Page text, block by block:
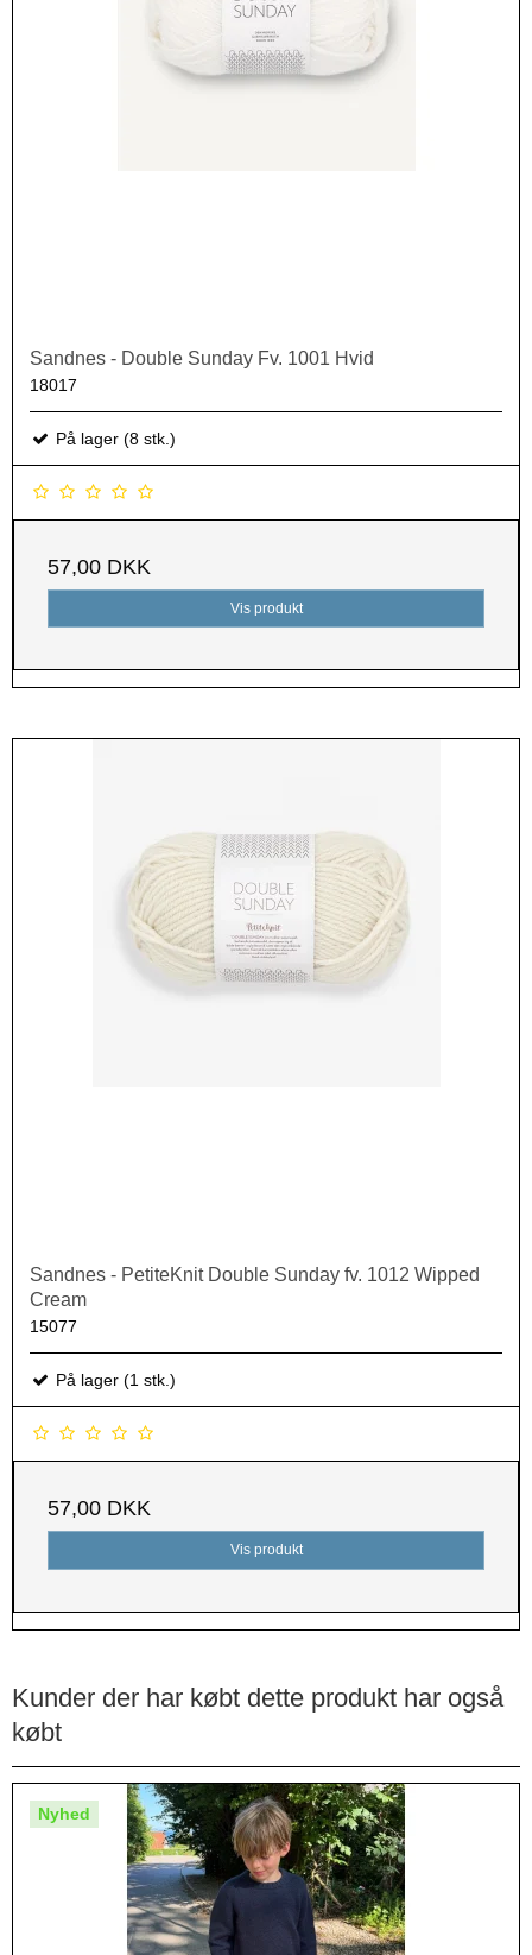
Sandnes - Double Sunday Fv. 1001 Hvid
18017
På lager (8 stk.)
57,00 DKK
Vis produkt
Sandnes - PetiteKnit Double Sunday fv. 1012 Wipped
Cream
15077
På lager (1 stk.)
57,00 DKK
Vis produkt
Kunder der har købt dette produkt har også
købt
Nyhed